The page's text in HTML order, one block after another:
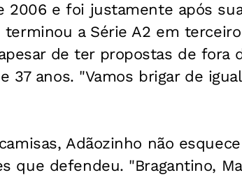
2006 e foi justamente após
a Série A2 em terceiro
de ter propostas de fora
37 anos. "Vamos brigar de
Adãozinho não
que defendeu. "Bragantino,